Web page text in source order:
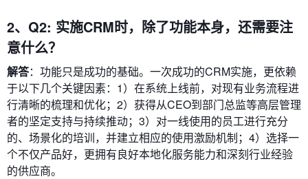
2、Q2: 实施CRM时，除了功能本身，还需要注
意什么？
解答：功能只是成功的基础。一次成功的CRM实施，更依赖
于以下几个关键因素：1）在系统上线前，对现有业务流程进
行清晰的梳理和优化；2）获得从CEO到部门总监等高层管理
者的坚定支持与持续推动；3）对一线使用的员工进行充分
的、场景化的培训，并建立相应的使用激励机制；4）选择一
个不仅产品好，更拥有良好本地化服务能力和深刻行业经验
的供应商。